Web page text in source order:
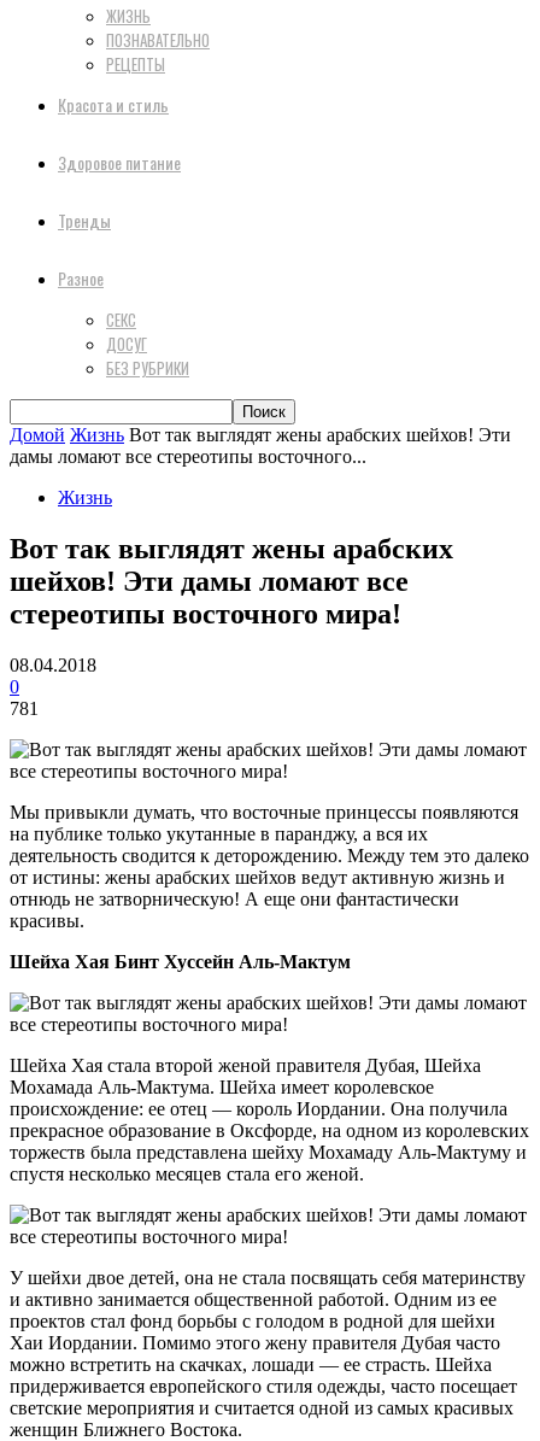
ЖИЗНЬ
ПОЗНАВАТЕЛЬНО
РЕЦЕПТЫ
Красота и стиль
Здоровое питание
Тренды
Разное
СЕКС
ДОСУГ
БЕЗ РУБРИКИ
Домой Жизнь Вот так выглядят жены арабских шейхов! Эти
дамы ломают все стереотипы восточного...
Жизнь
Вот так выглядят жены арабских
шейхов! Эти дамы ломают все
стереотипы восточного мира!
08.04.2018
0
781
Мы привыкли думать, что восточные принцессы появляются
на публике только укутанные в паранджу, а вся их
деятельность сводится к деторождению. Между тем это далеко
от истины: жены арабских шейхов ведут активную жизнь и
отнюдь не затворническую! А еще они фантастически
красивы.
Шейха Хая Бинт Хуссейн Аль-Мактум
Шейха Хая стала второй женой правителя Дубая, Шейха
Мохамада Аль-Мактума. Шейха имеет королевское
происхождение: ее отец — король Иордании. Она получила
прекрасное образование в Оксфорде, на одном из королевских
торжеств была представлена шейху Мохамаду Аль-Мактуму и
спустя несколько месяцев стала его женой.
У шейхи двое детей, она не стала посвящать себя материнству
и активно занимается общественной работой. Одним из ее
проектов стал фонд борьбы с голодом в родной для шейхи
Хаи Иордании. Помимо этого жену правителя Дубая часто
можно встретить на скачках, лошади — ее страсть. Шейха
придерживается европейского стиля одежды, часто посещает
светские мероприятия и считается одной из самых красивых
женщин Ближнего Востока.